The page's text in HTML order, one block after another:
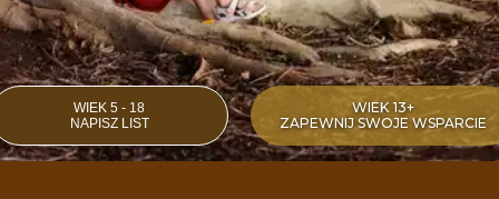
WIEK 5 - 18
NAPISZ LIST
WIEK 13+
ZAPEWNIJ SWOJE WSPARCIE